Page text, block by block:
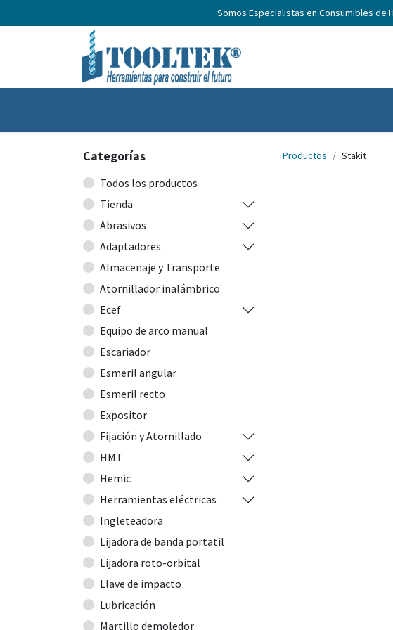
Somos Especialistas en Consumibles
Categorías
Todos los productos
Tienda
Abrasivos
Adaptadores
Almacenaje y Transporte
Atornillador inalámbrico
Ecef
Equipo de arco manual
Escariador
Esmeril angular
Esmeril recto
Expositor
Fijación y Atornillado
HMT
Hemic
Herramientas eléctricas
Ingleteadora
Lijadora de banda portatil
Lijadora roto-orbital
Llave de impacto
Lubricación
Martillo demoledor
Productos Stakit